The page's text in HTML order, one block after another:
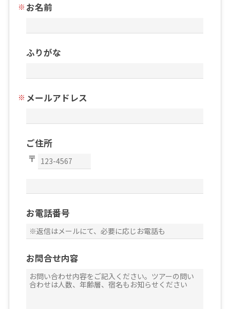
お名前
ふりがな
メールアドレス
ご住所
お電話番号
お問合せ内容